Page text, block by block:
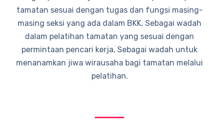
tamatan sesuai dengan tugas dan fungsi masing-
masing seksi yang ada dalam BKK, Sebagai wadah
dalam pelatihan tamatan yang sesuai dengan
permintaan pencari kerja, Sebagai wadah untuk
menanamkan jiwa wirausaha bagi tamatan melalui
pelatihan.